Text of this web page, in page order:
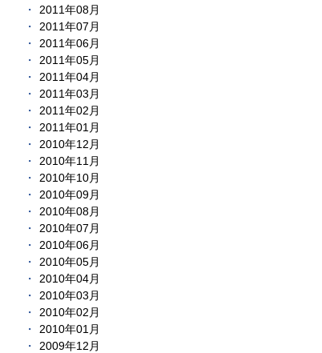
2011年08月
2011年07月
2011年06月
2011年05月
2011年04月
2011年03月
2011年02月
2011年01月
2010年12月
2010年11月
2010年10月
2010年09月
2010年08月
2010年07月
2010年06月
2010年05月
2010年04月
2010年03月
2010年02月
2010年01月
2009年12月